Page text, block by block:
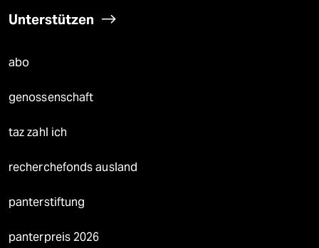
Unterstützen
abo
genossenschaft
taz zahl ich
recherchefonds ausland
panterstiftung
panterpreis 2026